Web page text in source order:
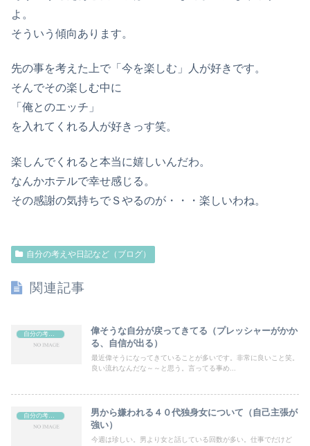
よ。
そういう傾向あります。
先の事を考えた上で「今を楽しむ」人が好きです。
そんでその楽しむ中に
「俺とのエッチ」
を入れてくれる人が好きっす笑。
楽しんでくれると本当に嬉しいんだわ。
なんかホテルで幸せ感じる。
その感謝の気持ちでＳやるのが・・・楽しいわね。
自分の考えや日記など（ブログ）
関連記事
自分の考えや日記など（ブログ）
偉そうな自分が戻ってきてる（プレッシャーがかか
る、自信が出る）
最近偉そうになってきていることが多いです。非常に良いこと笑。
良い流れなんだな～～と思う。言ってる事め...
自分の考えや日記など（ブログ）
男から嫌われる４０代独身女について（自己主張が
強い）
今週は珍しい。男より女と話している回数が多い。仕事でだけど